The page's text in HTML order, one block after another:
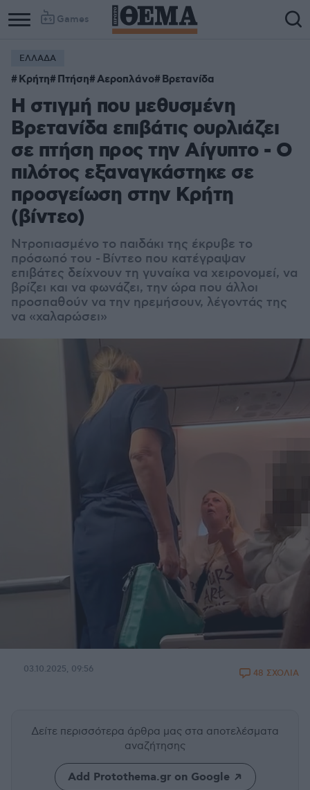
Games
Column
1
Column
2
ΕΛΛΑΔΑ
Κρήτη Πτήση Αεροπλάνο Βρετανίδα
Η στιγμή που μεθυσμένη
Βρετανίδα επιβάτις ουρλιάζει
σε πτήση προς την Αίγυπτο - Ο
πιλότος εξαναγκάστηκε σε
προσγείωση στην Κρήτη
(βίντεο)
Ντροπιασμένο το παιδάκι της έκρυβε το
πρόσωπό του - Βίντεο που κατέγραψαν
επιβάτες δείχνουν τη γυναίκα να χειρονομεί, να
βρίζει και να φωνάζει, την ώρα που άλλοι
προσπαθούν να την ηρεμήσουν, λέγοντάς της
να «χαλαρώσει»
03.10.2025, 09:56 48 ΣΧΟΛΙΑ
Δείτε περισσότερα άρθρα μας στα αποτελέσματα
αναζήτησης
Add Protothema.gr on Google